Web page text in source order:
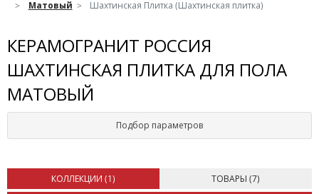
Матовый
Шахтинская Плитка (Шахтинская плитка)
КЕРАМОГРАНИТ РОССИЯ
ШАХТИНСКАЯ ПЛИТКА ДЛЯ ПОЛА
МАТОВЫЙ
Подбор параметров
КОЛЛЕКЦИИ (1) ТОВАРЫ (7)